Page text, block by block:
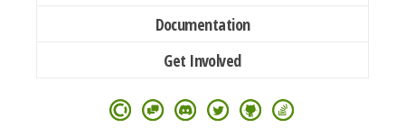
Documentation
Get Involved